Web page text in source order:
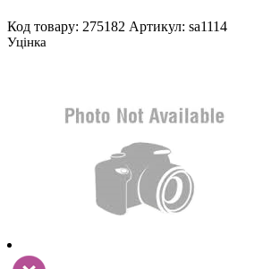
Код товару: 275182 Артикул: sa1114
Уцінка